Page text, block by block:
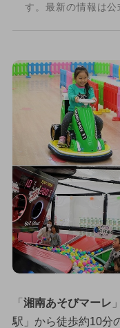
す。最新の情報は公
「 湘南あそびマーレ
駅」から徒歩約10分